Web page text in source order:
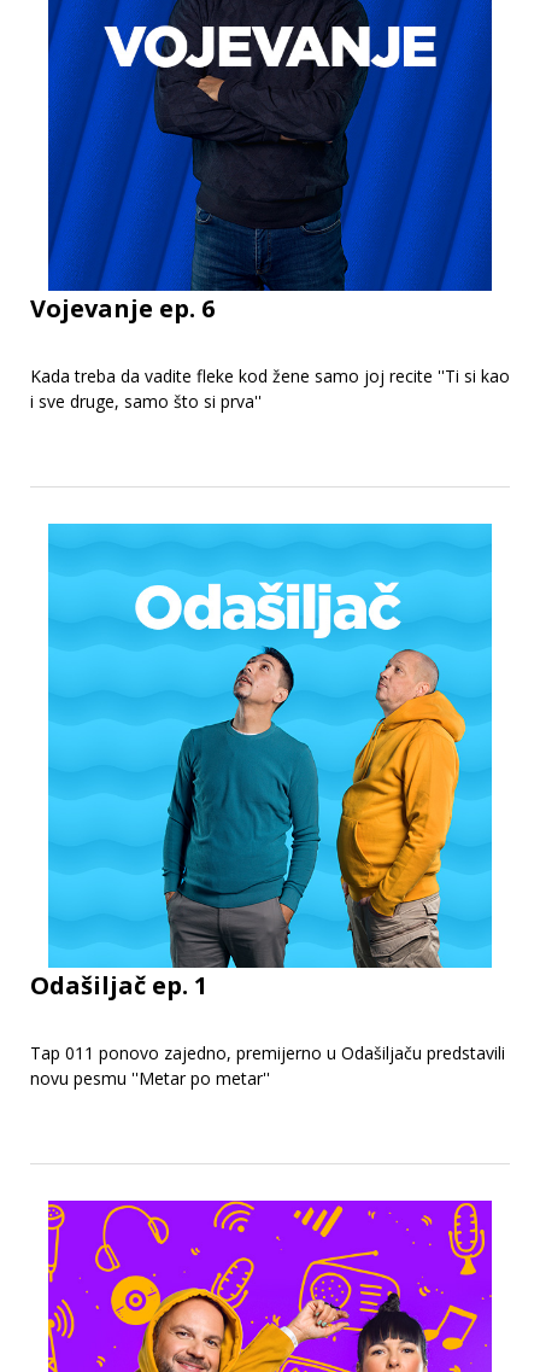
Vojevanje ep. 6
Kada treba da vadite fleke kod žene samo joj recite ''Ti si kao
i sve druge, samo što si prva''
Odašiljač ep. 1
Tap 011 ponovo zajedno, premijerno u Odašiljaču predstavili
novu pesmu ''Metar po metar''